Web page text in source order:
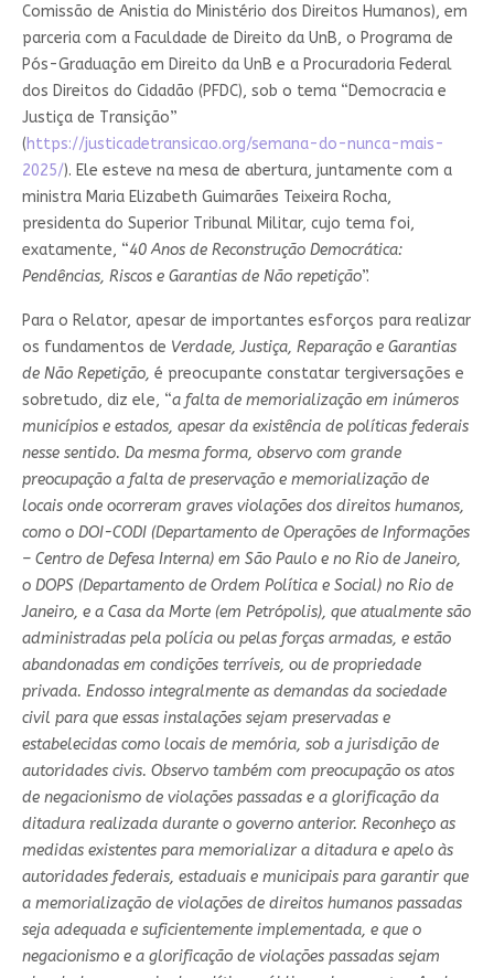
Comissão de Anistia do Ministério dos Direitos Humanos), em
parceria com a Faculdade de Direito da UnB, o Programa de
Pós-Graduação em Direito da UnB e a Procuradoria Federal
dos Direitos do Cidadão (PFDC), sob o tema “Democracia e
Justiça de Transição”
(https://justicadetransicao.org/semana-do-nunca-mais-
2025/). Ele esteve na mesa de abertura, juntamente com a
ministra Maria Elizabeth Guimarães Teixeira Rocha,
presidenta do Superior Tribunal Militar, cujo tema foi,
exatamente, “40 Anos de Reconstrução Democrática:
Pendências, Riscos e Garantias de Não repetição”.
Para o Relator, apesar de importantes esforços para realizar
os fundamentos de Verdade, Justiça, Reparação e Garantias
de Não Repetição, é preocupante constatar tergiversações e
sobretudo, diz ele, “a falta de memorialização em inúmeros
municípios e estados, apesar da existência de políticas federais
nesse sentido. Da mesma forma, observo com grande
preocupação a falta de preservação e memorialização de
locais onde ocorreram graves violações dos direitos humanos,
como o DOI-CODI (Departamento de Operações de Informações
– Centro de Defesa Interna) em São Paulo e no Rio de Janeiro,
o DOPS (Departamento de Ordem Política e Social) no Rio de
Janeiro, e a Casa da Morte (em Petrópolis), que atualmente são
administradas pela polícia ou pelas forças armadas, e estão
abandonadas em condições terríveis, ou de propriedade
privada. Endosso integralmente as demandas da sociedade
civil para que essas instalações sejam preservadas e
estabelecidas como locais de memória, sob a jurisdição de
autoridades civis. Observo também com preocupação os atos
de negacionismo de violações passadas e a glorificação da
ditadura realizada durante o governo anterior. Reconheço as
medidas existentes para memorializar a ditadura e apelo às
autoridades federais, estaduais e municipais para garantir que
a memorialização de violações de direitos humanos passadas
seja adequada e suficientemente implementada, e que o
negacionismo e a glorificação de violações passadas sejam